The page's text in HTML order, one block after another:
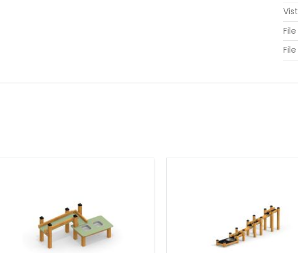
senza precedenti. Ciò significa che può essere
preoccuparsi di ulteriori misure di sicurezza. Questa
varietà di contesti.
cortile scolastico o il vostro giardino, il Sand & Water
un set da gioco ma un viaggio educativo